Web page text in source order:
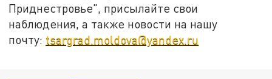
Приднестровье", присылайте свои
наблюдения, а также новости на нашу
почту: tsargrad.moldova@yandex.ru